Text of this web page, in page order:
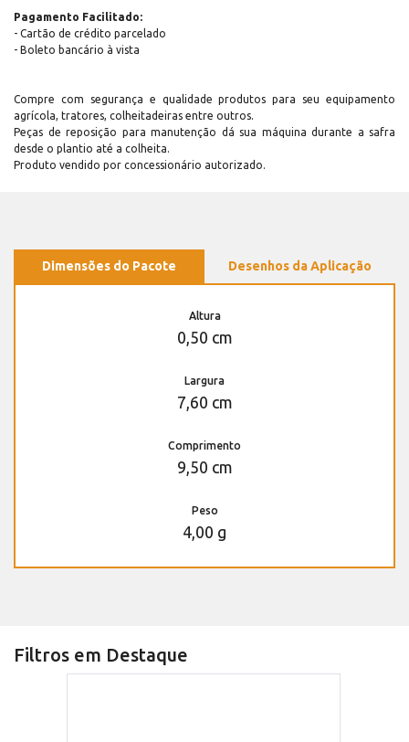
Pagamento Facilitado:
- Cartão de crédito parcelado
- Boleto bancário à vista
Compre com segurança e qualidade produtos para seu equipamento
agrícola, tratores, colheitadeiras entre outros.
Peças de reposição para manutenção dá sua máquina durante a safra
desde o plantio até a colheita.
Produto vendido por concessionário autorizado.
Dimensões do Pacote Desenhos da Aplicação
Altura
0,50 cm
Largura
7,60 cm
Comprimento
9,50 cm
Peso
4,00 g
Filtros em Destaque